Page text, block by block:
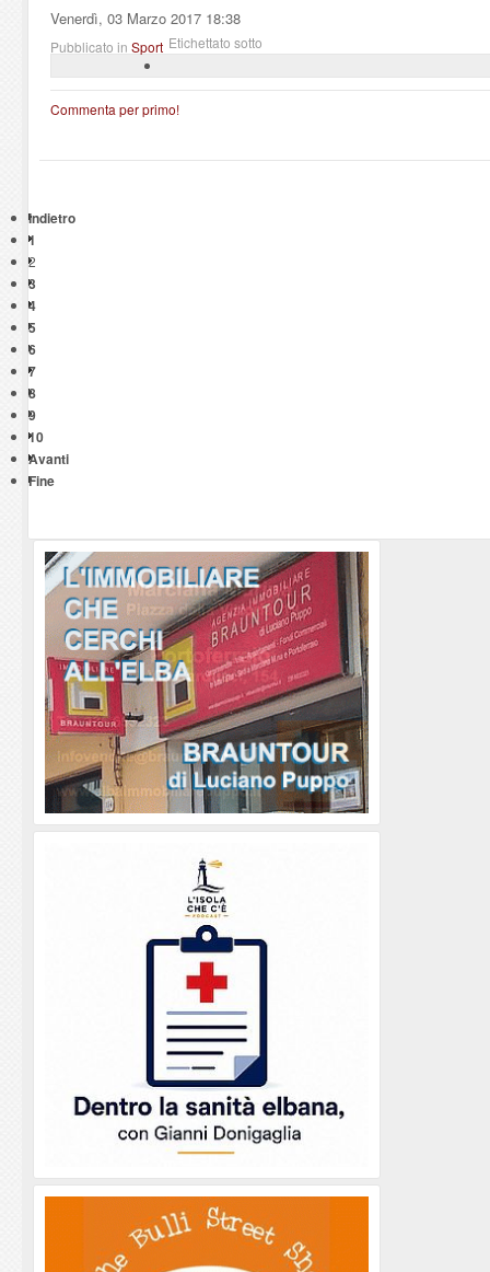
Venerdì, 03 Marzo 2017 18:38
Pubblicato in Sport Etichettato sotto
Commenta per primo!
Indietro
1
2
3
4
5
6
7
8
9
10
Avanti
Fine